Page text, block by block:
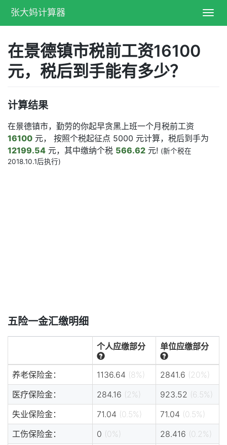
张大妈计算器
在景德镇市税前工资16100
元，税后到手能有多少？
计算结果
在景德镇市，勤劳的你起早贪黑上班一个月税前工资
16100 元， 按照个税起征点 5000 元计算，税后到手为
12199.54 元，其中缴纳个税 566.62 元! (新个税在
2018.10.1后执行)
五险一金汇缴明细
个人应缴部分 单位应缴部分
养老保险金： 1136.64 (8%) 2841.6 (20%)
医疗保险金：
284.16 (2%) 923.52 (6.5%)
失业保险金：
71.04 (0.5%) 71.04 (0.5%)
工伤保险金：
0 (0%) 28.416 (0.2%)